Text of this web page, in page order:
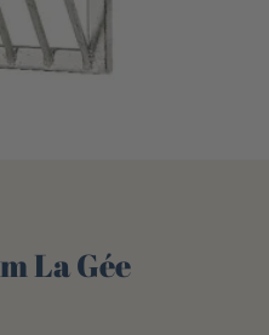
La Gée